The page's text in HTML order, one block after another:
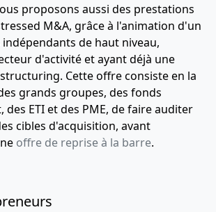
proposons aussi des prestations
M&A, grâce à l'animation d'un
de haut niveau,
d'activité et ayant déjà une
Cette offre consiste en la
grands groupes, des fonds
des ETI et des PME, de faire auditer
cibles d'acquisition, avant
offre de reprise à la barre.